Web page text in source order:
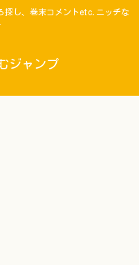
探し、巻末コメントetc.ニッチな
ジャンプ